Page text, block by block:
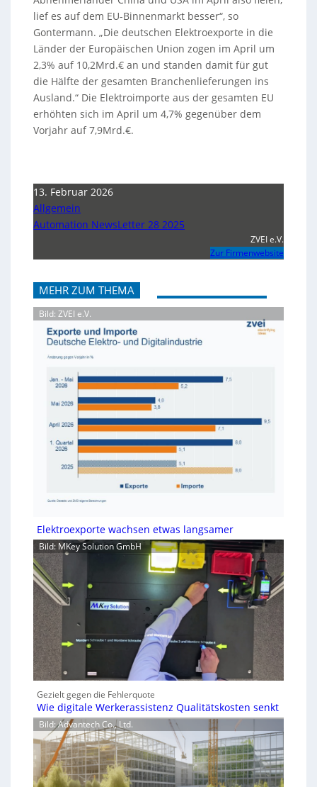
lief es auf dem EU-Binnenmarkt besser“, so
Gontermann. „Die deutschen Elektroexporte in die
Länder der Europäischen Union zogen im April um
2,3% auf 10,2Mrd.€ an und standen damit für gut
die Hälfte der gesamten Branchenlieferungen ins
Ausland.“ Die Elektroimporte aus der gesamten EU
erhöhten sich im April um 4,7% gegenüber dem
Vorjahr auf 7,9Mrd.€.
13. Februar 2026
Allgemein
Automation NewsLetter 28 2025
ZVEI e.V.
Zur Firmenwebsite
MEHR ZUM THEMA
Bild: ZVEI e.V.
Elektroexporte wachsen etwas langsamer
Bild: MKey Solution GmbH
Gezielt gegen die Fehlerquote
Wie digitale Werkerassistenz Qualitätskosten senkt
Bild: Advantech Co., Ltd.